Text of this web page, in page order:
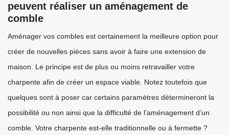
peuvent réaliser un aménagement de
comble
Aménager vos combles est certainement la meilleure option pour
créer de nouvelles pièces sans avoir à faire une extension de
maison. Le principe est de plus ou moins retravailler votre
charpente afin de créer un espace viable. Notez toutefois que
quelques sont à poser car certains paramètres détermineront la
possibilité ou non ainsi que la difficulté de l’aménagement d’un
comble. Votre charpente est-elle traditionnelle ou à fermette ?